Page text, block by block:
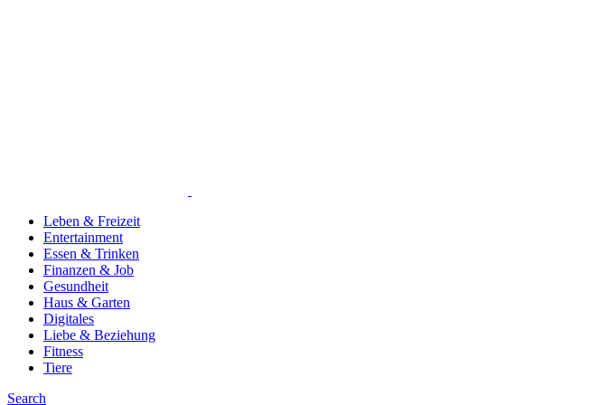
Leben & Freizeit
Entertainment
Essen & Trinken
Finanzen & Job
Gesundheit
Haus & Garten
Digitales
Liebe & Beziehung
Fitness
Tiere
Search